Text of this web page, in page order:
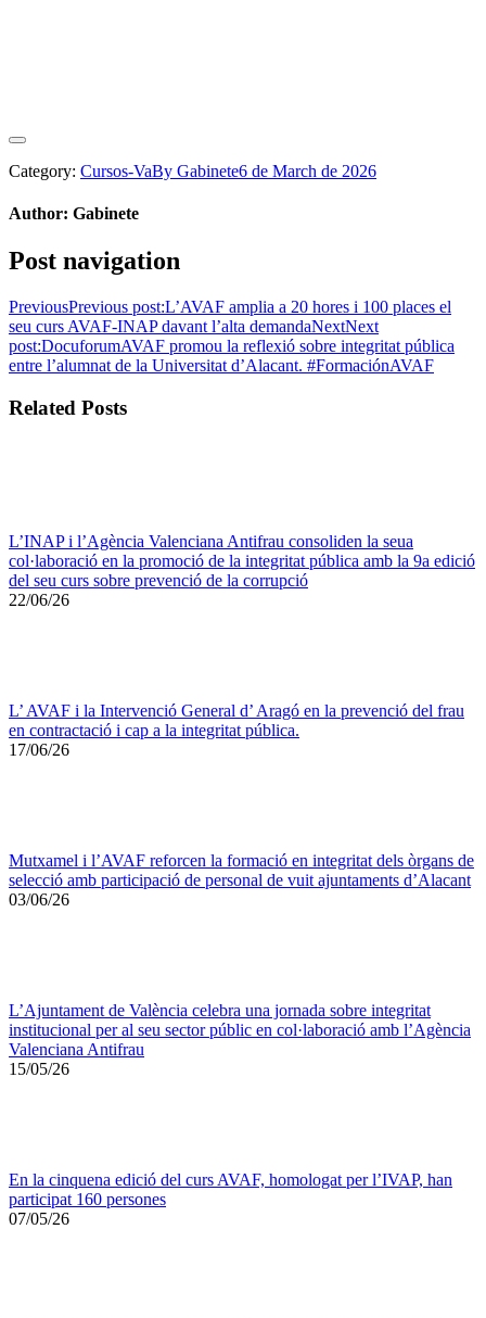
Category: Cursos-VaBy Gabinete6 de March de 2026
Author: Gabinete
Post navigation
PreviousPrevious post:L’AVAF amplia a 20 hores i 100 places el
seu curs AVAF-INAP davant l’alta demandaNextNext
post:DocuforumAVAF promou la reflexió sobre integritat pública
entre l’alumnat de la Universitat d’Alacant. #FormaciónAVAF
Related Posts
L’INAP i l’Agència Valenciana Antifrau consoliden la seua
col·laboració en la promoció de la integritat pública amb la 9a edició
del seu curs sobre prevenció de la corrupció
22/06/26
L’ AVAF i la Intervenció General d’ Aragó en la prevenció del frau
en contractació i cap a la integritat pública.
17/06/26
Mutxamel i l’AVAF reforcen la formació en integritat dels òrgans de
selecció amb participació de personal de vuit ajuntaments d’Alacant
03/06/26
L’Ajuntament de València celebra una jornada sobre integritat
institucional per al seu sector públic en col·laboració amb l’Agència
Valenciana Antifrau
15/05/26
En la cinquena edició del curs AVAF, homologat per l’IVAP, han
participat 160 persones
07/05/26